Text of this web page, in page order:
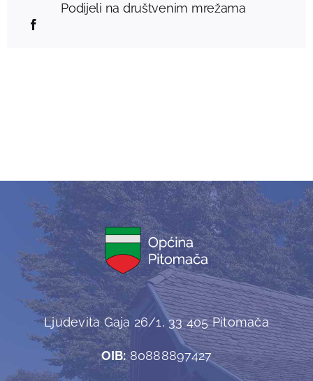
Podijeli na društvenim mrežama
Ljudevita Gaja 26/1, 33 405 Pitomača
OIB:80888897427